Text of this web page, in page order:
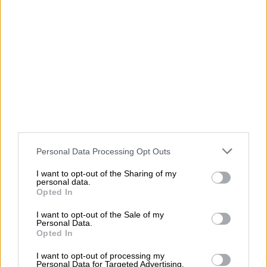
Personal Data Processing Opt Outs
I want to opt-out of the Sharing of my
personal data.
Opted In
I want to opt-out of the Sale of my
Personal Data.
Opted In
I want to opt-out of processing my
Personal Data for Targeted Advertising.